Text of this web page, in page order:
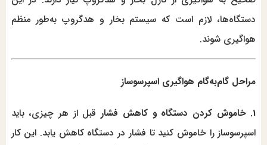
دستگاه‌ها، لازم است که سیستم بخار و هدگروپ به‌طور منظم
هواگیری شوند.
مراحل گام‌به‌گام هواگیری اسپرسوساز
1. خاموش کردن دستگاه و کاهش فشار
قبل از هر چیزی، باید
اسپرسوساز را خاموش کنید تا فشار در دستگاه کاهش یابد. این کار